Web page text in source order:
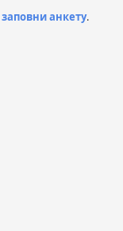
заповни анкету.